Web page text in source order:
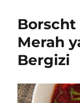
Merah
Bergizi